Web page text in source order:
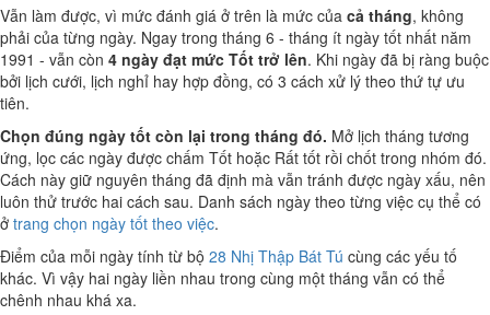
Vẫn làm được, vì mức đánh giá ở trên là mức của cả tháng, không
phải của từng ngày. Ngay trong tháng 6 - tháng ít ngày tốt nhất năm
1991 - vẫn còn 4 ngày đạt mức Tốt trở lên. Khi ngày đã bị ràng buộc
bởi lịch cưới, lịch nghỉ hay hợp đồng, có 3 cách xử lý theo thứ tự ưu
tiên.
Chọn đúng ngày tốt còn lại trong tháng đó. Mở lịch tháng tương
ứng, lọc các ngày được chấm Tốt hoặc Rất tốt rồi chốt trong nhóm đó.
Cách này giữ nguyên tháng đã định mà vẫn tránh được ngày xấu, nên
luôn thử trước hai cách sau. Danh sách ngày theo từng việc cụ thể có
ở trang chọn ngày tốt theo việc.
Điểm của mỗi ngày tính từ bộ 28 Nhị Thập Bát Tú cùng các yếu tố
khác. Vì vậy hai ngày liền nhau trong cùng một tháng vẫn có thể
chênh nhau khá xa.